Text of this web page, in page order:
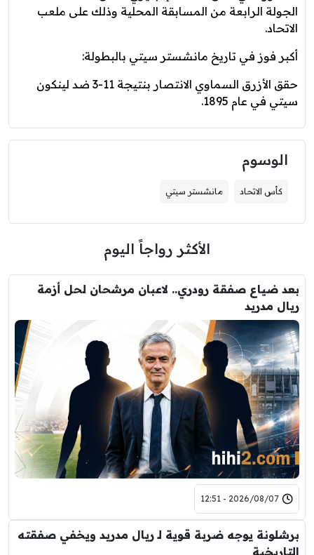
الجولة الرابعة من المسابقة المحلية وذلك على ملعب
الاتحاد.
أكبر فوز في تاريخ مانشستر سيتي بالبطولة:
حقق الأزرق السماوي الانتصار بنتيجة 11-3 ضد لينكون
سيتي في عام 1895.
الوسوم
كأس الاتحاد مانشستر سيتي
الأكثر رواجاً اليوم
بعد ضياع صفقة رودري.. لاعبان مرشحان لحل أزمة
ريال مدريد
2026/08/07 - 12:51
برشلونة يوجه ضربة قوية لـ ريال مدريد ويخفي صفقته
التاريخية